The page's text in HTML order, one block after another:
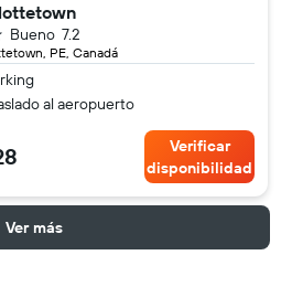
PE, Canadá
7.2
Bueno
al aeropuerto
Verificar
disponibilidad
Ver más